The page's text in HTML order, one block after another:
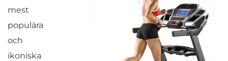
mest
populära
och
ikoniska